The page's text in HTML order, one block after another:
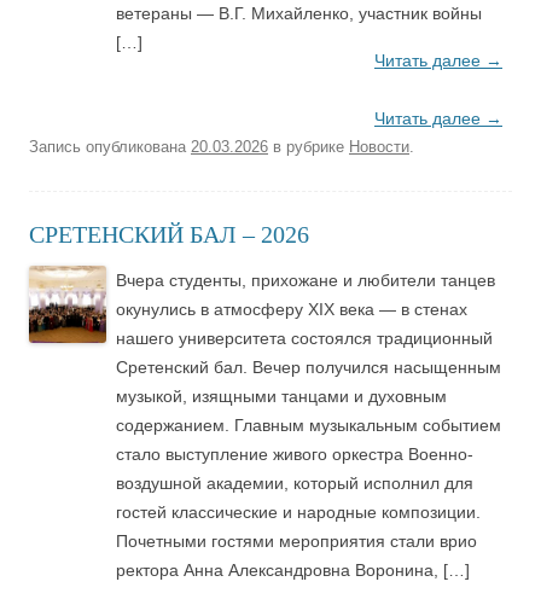
ветераны — В.Г. Михайленко, участник войны
[…]
Читать далее →
Читать далее →
Запись опубликована 20.03.2026 в рубрике Новости.
СРЕТЕНСКИЙ БАЛ – 2026
Вчера студенты, прихожане и любители танцев
окунулись в атмосферу XIX века — в стенах
нашего университета состоялся традиционный
Сретенский бал. Вечер получился насыщенным
музыкой, изящными танцами и духовным
содержанием. Главным музыкальным событием
стало выступление живого оркестра Военно-
воздушной академии, который исполнил для
гостей классические и народные композиции.
Почетными гостями мероприятия стали врио
ректора Анна Александровна Воронина, […]